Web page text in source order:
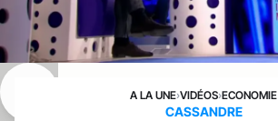
A LA UNE›VIDÉOS›ECONOMIE
CASSANDRE